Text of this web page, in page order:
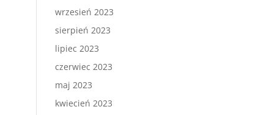
wrzesień 2023
sierpień 2023
lipiec 2023
czerwiec 2023
maj 2023
kwiecień 2023